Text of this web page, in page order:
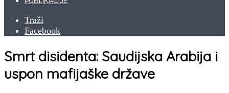
Traži
Facebook
Smrt disidenta: Saudijska Arabija i
uspon mafijaške države